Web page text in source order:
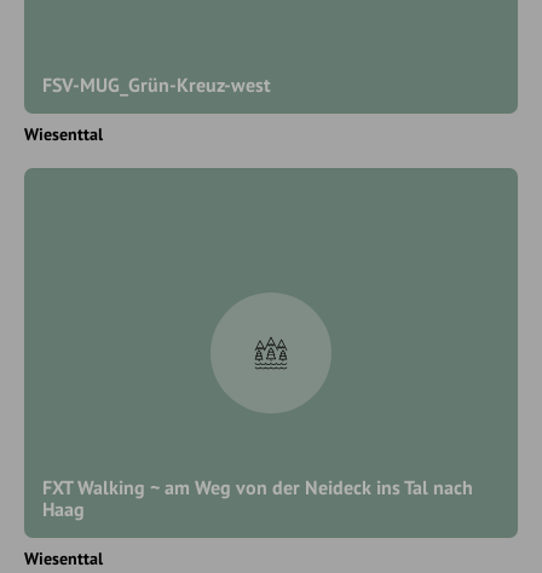
FSV-MUG_Grün-Kreuz-west
Wiesenttal
FXT Walking ~ am Weg von der Neideck ins Tal nach
Haag
Wiesenttal